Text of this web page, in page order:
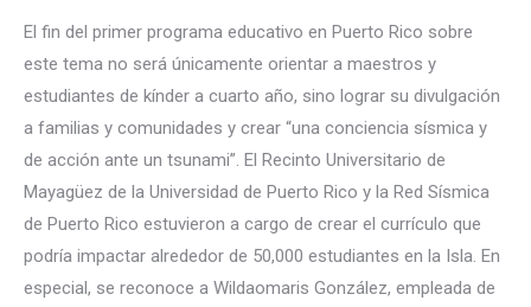
El fin del primer programa educativo en Puerto Rico sobre
este tema no será únicamente orientar a maestros y
estudiantes de kínder a cuarto año, sino lograr su divulgación
a familias y comunidades y crear “una conciencia sísmica y
de acción ante un tsunami”. El Recinto Universitario de
Mayagüez de la Universidad de Puerto Rico y la Red Sísmica
de Puerto Rico estuvieron a cargo de crear el currículo que
podría impactar alrededor de 50,000 estudiantes en la Isla. En
especial, se reconoce a Wildaomaris González, empleada de